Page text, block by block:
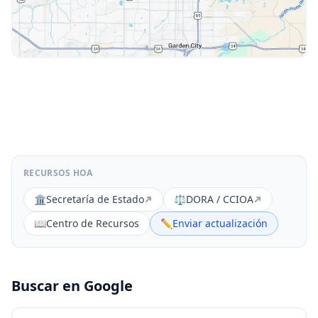
RECURSOS HOA
🏛️Secretaría de Estado ⚖️DORA / CCIOA
📖Centro de Recursos ✏️Enviar actualización
Buscar en Google